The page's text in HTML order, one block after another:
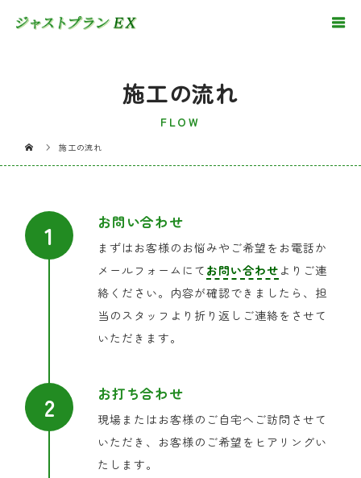
施工の流れ
FLOW
施工の流れ
お問い合わせ
まずはお客様のお悩みやご希望をお電話か
メールフォームにて お問い合わせ よりご連
絡ください。内容が確認できましたら、担
当のスタッフより折り返しご連絡をさせて
いただきます。
お打ち合わせ
現場またはお客様のご自宅へご訪問させて
いただき、お客様のご希望をヒアリングい
たします。